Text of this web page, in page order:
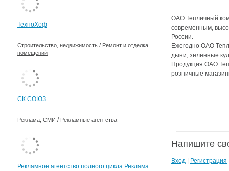
Электронные транспортные карты
ОАО Тепличный
современным,
России.
Ежегодно ОАО
дыни, зеленные
Продукция ОАО
розничные
Напишите
Вход Регистрация
ТехноХоф
Строительство, недвижимость / Ремонт и отделка
помещений
СК СОЮЗ
Реклама, СМИ / Рекламные агентства
Рекламное агентство полного цикла Реклама